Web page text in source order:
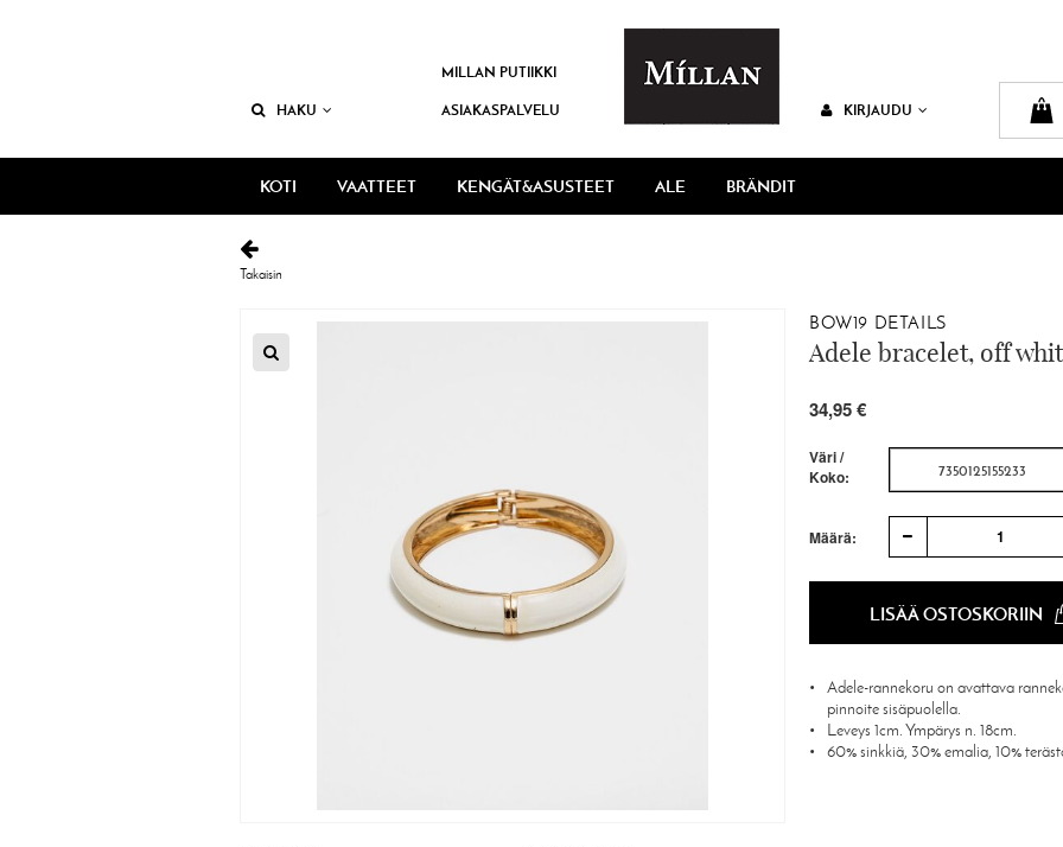
HAKU
MILLAN PUTIIKKI
ASIAKASPALVELU KIRJAUDU
KOTI VAATTEET KENGÄT&ASUSTEET ALE BRÄNDIT
Takaisin
BOW19 DETAILS
Adele bracelet, off
34,95 €
Väri /
Koko:
7350125155233
Määrä: 1
LISÄÄ OSTOSKORIIN
Adele-rannekoru on avattava
pinnoite sisäpuolella.
Leveys 1cm. Ympärys n. 18cm.
60% sinkkiä, 30% emalia, 10%